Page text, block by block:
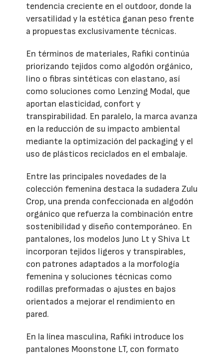
tendencia creciente en el outdoor, donde la
versatilidad y la estética ganan peso frente
a propuestas exclusivamente técnicas.
En términos de materiales, Rafiki continúa
priorizando tejidos como algodón orgánico,
lino o fibras sintéticas con elastano, así
como soluciones como Lenzing Modal, que
aportan elasticidad, confort y
transpirabilidad. En paralelo, la marca avanza
en la reducción de su impacto ambiental
mediante la optimización del packaging y el
uso de plásticos reciclados en el embalaje.
Entre las principales novedades de la
colección femenina destaca la sudadera Zulu
Crop, una prenda confeccionada en algodón
orgánico que refuerza la combinación entre
sostenibilidad y diseño contemporáneo. En
pantalones, los modelos Juno Lt y Shiva Lt
incorporan tejidos ligeros y transpirables,
con patrones adaptados a la morfología
femenina y soluciones técnicas como
rodillas preformadas o ajustes en bajos
orientados a mejorar el rendimiento en
pared.
En la línea masculina, Rafiki introduce los
pantalones Moonstone LT, con formato